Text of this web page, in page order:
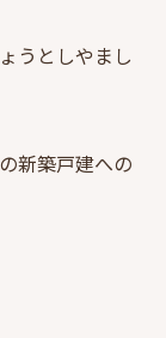
うとしやまし
新築戸建への